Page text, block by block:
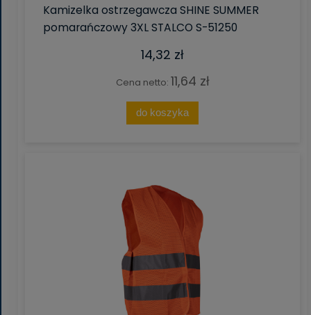
Kamizelka ostrzegawcza SHINE SUMMER
pomarańczowy 3XL STALCO S-51250
14,32 zł
Cena netto: 11,64 zł
do koszyka